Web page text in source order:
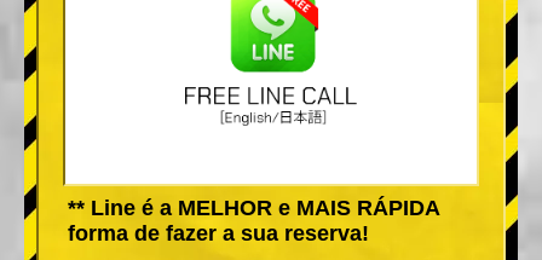
** Line é a MELHOR e MAIS RÁPIDA
forma de fazer a sua reserva!